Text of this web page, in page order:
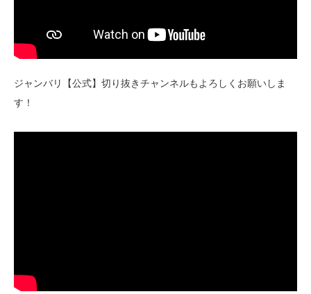
ジャンバリ【公式】切り抜きチャンネルもよろしくお願いしま
す！